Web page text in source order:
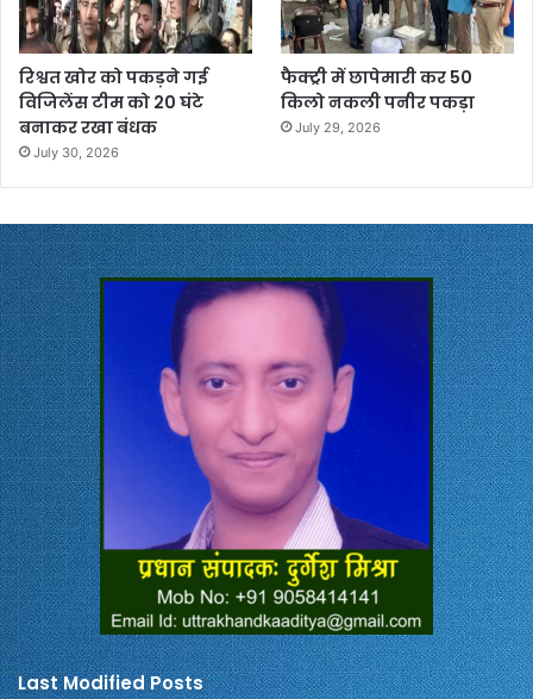
रिश्वत खोर को पकड़ने गई
विजिलेंस टीम को 20 घंटे
बनाकर रखा बंधक
July 30, 2026
फैक्ट्री में छापेमारी कर 50
किलो नकली पनीर पकड़ा
July 29, 2026
Last Modified Posts